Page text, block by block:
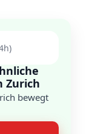
Zurich
bewegt